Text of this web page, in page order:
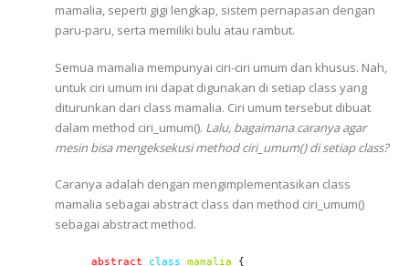
mamalia, seperti gigi lengkap, sistem pernapasan dengan
paru-paru, serta memiliki bulu atau rambut.
Semua mamalia mempunyai ciri-ciri umum dan khusus. Nah,
untuk ciri umum ini dapat digunakan di setiap class yang
diturunkan dari class mamalia. Ciri umum tersebut dibuat
dalam method ciri_umum(). Lalu, bagaimana caranya agar
mesin bisa mengeksekusi method ciri_umum() di setiap class?
Caranya adalah dengan mengimplementasikan class
mamalia sebagai abstract class dan method ciri_umum()
sebagai abstract method.
abstract class mamalia {